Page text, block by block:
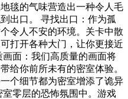
毯的气味营造出一种令人毛
出口。 寻找出口：作为孤
令人不安的环境。关卡中散
打开各种大门，让你更接近
面：我们高质量的画面将
给你前所未有的密室体验。
个细节都为密室增添了诡异
零层的恐怖氛围中。游戏